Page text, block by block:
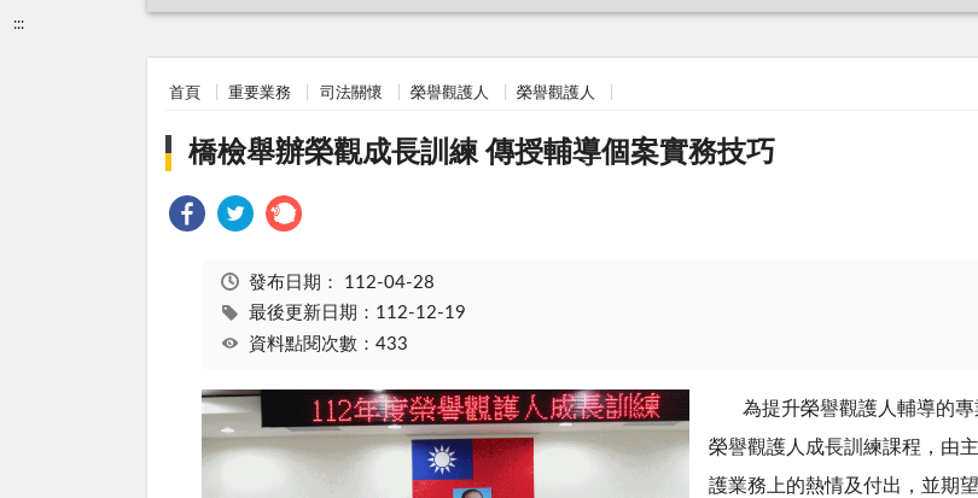
:::
首頁 重要業務 司法關懷 榮譽觀護人 榮譽觀護人
橋檢舉辦榮觀成長訓練 傳授輔導個案實務技巧
發布日期： 112-04-28
最後更新日期：112-12-19
資料點閱次數：433
為提升榮譽觀護人輔導的專
榮譽觀護人成長訓練課程，由
護業務上的熱情及付出，並期